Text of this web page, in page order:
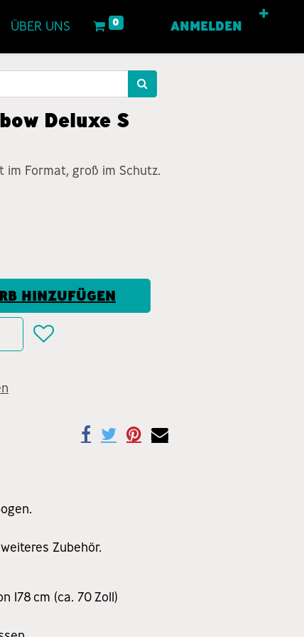
ÜBER UNS 0 ANMELDEN
Deluxe S
im Format, groß im Schutz.
HINZUFÜGEN
Zubehör.
178 cm (ca. 70 Zoll)